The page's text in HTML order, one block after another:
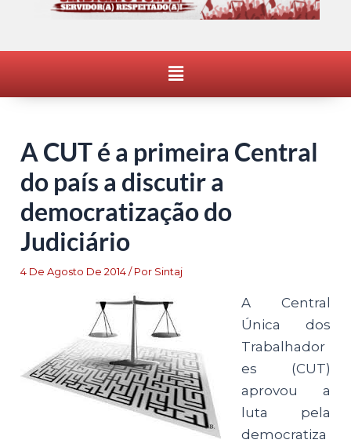
Menu
A CUT é a primeira Central
do país a discutir a
democratização do
Judiciário
4 De Agosto De 2014/ Por Sintaj
A Central
Única dos
Trabalhador
es (CUT)
aprovou a
luta pela
democratiza